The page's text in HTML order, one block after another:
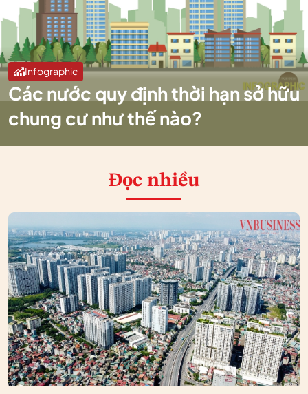
Infographic
Các nước quy định thời hạn sở hữu
chung cư như thế nào?
Đọc nhiều